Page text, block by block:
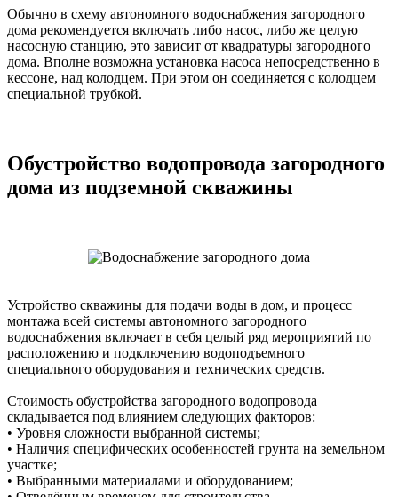
Обычно в схему автономного водоснабжения загородного
дома рекомендуется включать либо насос, либо же целую
насосную станцию, это зависит от квадратуры загородного
дома. Вполне возможна установка насоса непосредственно в
кессоне, над колодцем. При этом он соединяется с колодцем
специальной трубкой.
Обустройство водопровода загородного
дома из подземной скважины
Устройство скважины для подачи воды в дом, и процесс
монтажа всей системы автономного загородного
водоснабжения включает в себя целый ряд мероприятий по
расположению и подключению водоподъемного
специального оборудования и технических средств.
Стоимость обустройства загородного водопровода
складывается под влиянием следующих факторов:
• Уровня сложности выбранной системы;
• Наличия специфических особенностей грунта на земельном
участке;
• Выбранными материалами и оборудованием;